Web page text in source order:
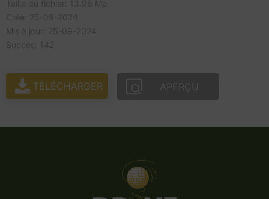
TÉLÉCHARGER APERÇU